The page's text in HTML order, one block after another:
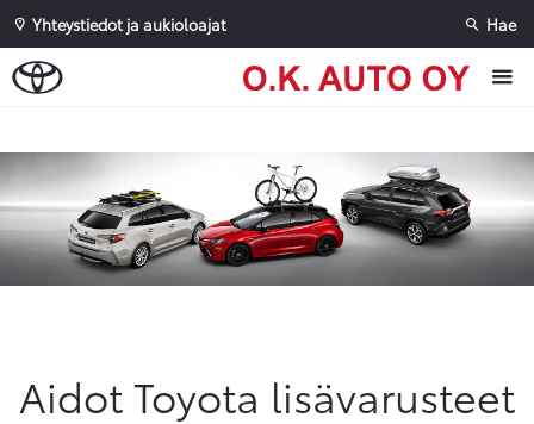
Yhteystiedot ja aukioloajat Hae
Aidot Toyota lisävarusteet